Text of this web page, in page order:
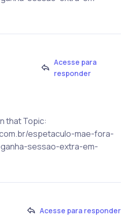
Acesse para
responder
that Topic:
espetaculo-mae-fora-
sessao-extra-em-
Acesse para responder